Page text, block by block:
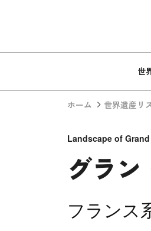
世
ホーム 世界遺産リ
Landscape of Grand
グラ
フランス